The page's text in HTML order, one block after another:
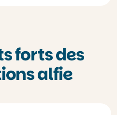
forts des
alfie